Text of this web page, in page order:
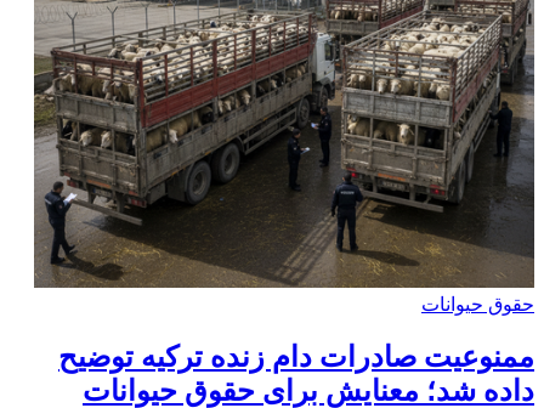
حقوق حیوانات
ممنوعیت صادرات دام زنده ترکیه توضیح
داده شد؛ معنایش برای حقوق حیوانات